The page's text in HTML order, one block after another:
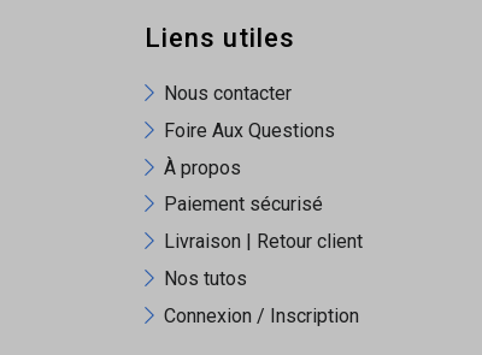
Liens utiles
Nous contacter
Foire Aux Questions
À propos
Paiement sécurisé
Livraison | Retour client
Nos tutos
Connexion / Inscription